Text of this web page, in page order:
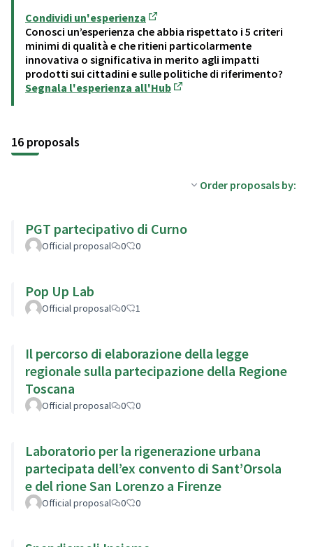
Condividi un'esperienza
(Opens in new tab)
Conosci un’esperienza che abbia rispettato i 5 criteri
minimi di qualità e che ritieni particolarmente
innovativa o significativa in merito agli impatti
prodotti sui cittadini e sulle politiche di riferimento?
Segnala l'esperienza all'Hub
16 proposals
Order proposals by:
PGT partecipativo di Curno
Official proposal 0 0
Pop Up Lab
Official proposal 0 1
Il percorso di elaborazione della legge
regionale sulla partecipazione della Regione
Toscana
Official proposal 0 0
Laboratorio per la rigenerazione urbana
partecipata dell’ex convento di Sant’Orsola
e del rione San Lorenzo a Firenze
Official proposal 0 0